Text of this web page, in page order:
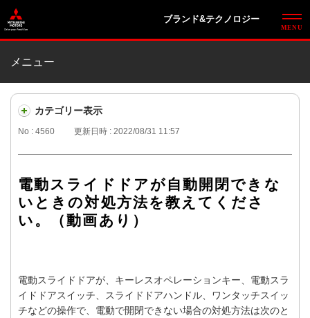
ブランド&テクノロジー
メニュー
カテゴリー表示
No : 4560 更新日時 : 2022/08/31 11:57
電動スライドドアが自動開閉できな
いときの対処方法を教えてくださ
い。（動画あり）
電動スライドドアが、キーレスオペレーションキー、電動スラ
イドドアスイッチ、スライドドアハンドル、ワンタッチスイッ
チなどの操作で、電動で開閉できない場合の対処方法は次のと